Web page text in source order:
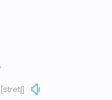
[stretʃ]